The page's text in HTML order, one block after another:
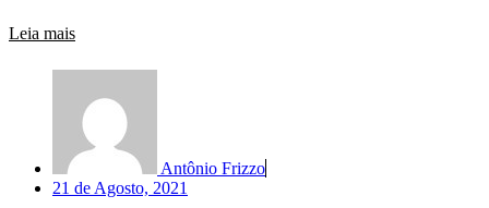
Leia mais
Antônio Frizzo
21 de Agosto, 2021